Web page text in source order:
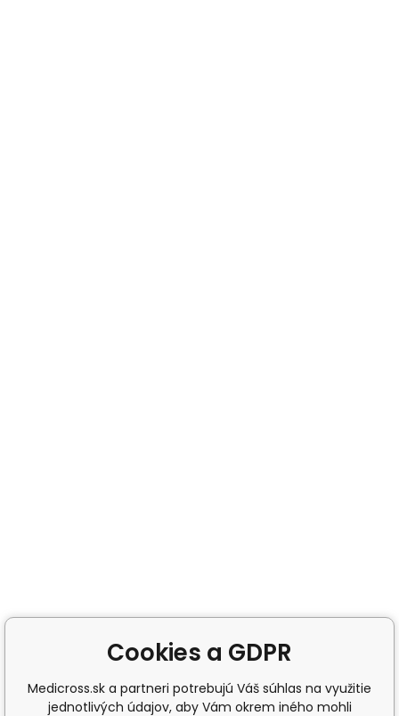
Cookies a GDPR
Medicross.sk a partneri potrebujú Váš súhlas na využitie
jednotlivých údajov, aby Vám okrem iného mohli